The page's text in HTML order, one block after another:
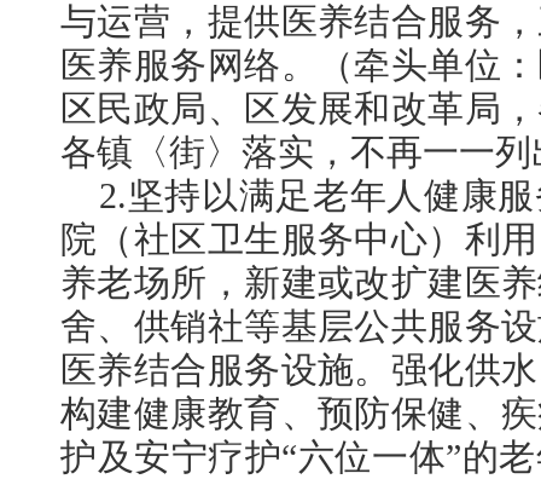
与运营，提供医养结合服务
医养服务网络。（牵头单位
区民政局、区发展和改革局
各镇〈街〉落实，不再一一列
2.坚持以满足老年人健康
院（社区卫生服务中心）利
养老场所，新建或改扩建医
舍、供销社等基层公共服务
医养结合服务设施。强化供
构建健康教育、预防保健、
护及安宁疗护“六位一体”的